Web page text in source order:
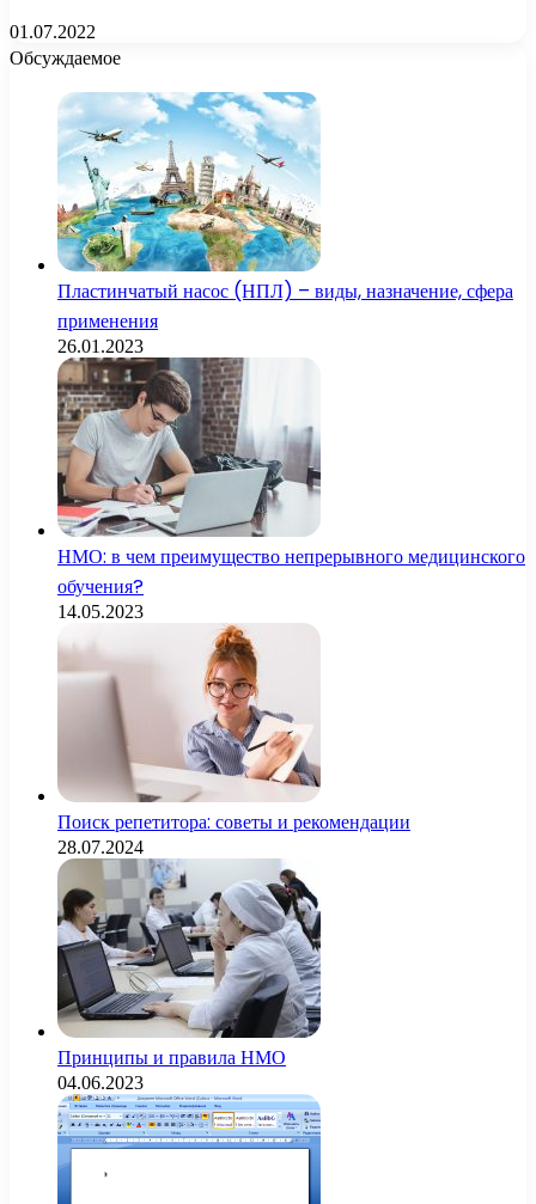
01.07.2022
Обсуждаемое
Пластинчатый насос (НПЛ) – виды, назначение, сфера
применения
26.01.2023
НМО: в чем преимущество непрерывного медицинского
обучения?
14.05.2023
Поиск репетитора: советы и рекомендации
28.07.2024
Принципы и правила НМО
04.06.2023